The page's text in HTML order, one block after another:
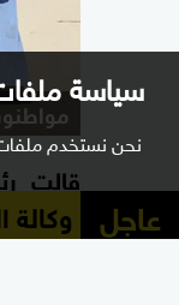
سياسة
نحن نستخدم
قالت
عاجل وكالة